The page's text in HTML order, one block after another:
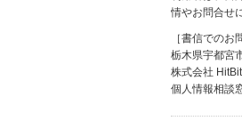
情やお問合せ
［書信でのお
栃木県宇都宮
株式会社 HitBit
個人情報相談